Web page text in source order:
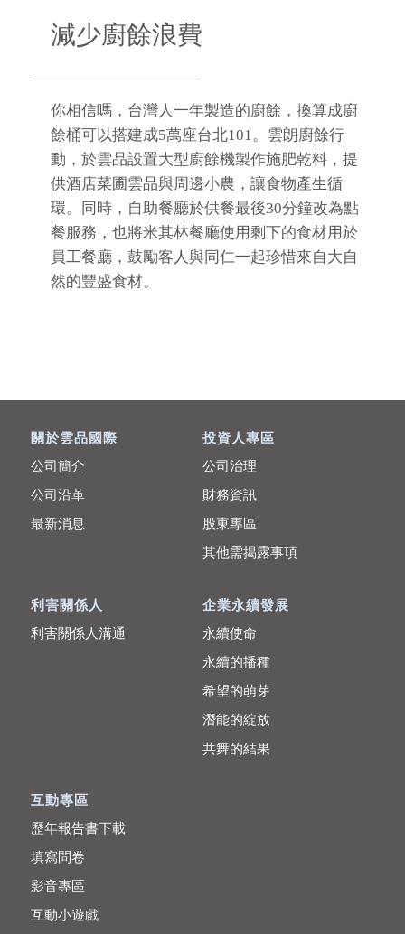
減少廚餘浪費
你相信嗎，台灣人一年製造的廚餘，換算成廚
餘桶可以搭建成5萬座台北101。雲朗廚餘行
動，於雲品設置大型廚餘機製作施肥乾料，提
供酒店菜圃雲品與周邊小農，讓食物產生循
環。同時，自助餐廳於供餐最後30分鐘改為點
餐服務，也將米其林餐廳使用剩下的食材用於
員工餐廳，鼓勵客人與同仁一起珍惜來自大自
然的豐盛食材。
關於雲品國際
公司簡介
公司沿革
最新消息
投資人專區
公司治理
財務資訊
股東專區
其他需揭露事項
利害關係人
利害關係人溝通
企業永續發展
永續使命
永續的播種
希望的萌芽
潛能的綻放
共舞的結果
互動專區
歷年報告書下載
填寫問卷
影音專區
互動小遊戲